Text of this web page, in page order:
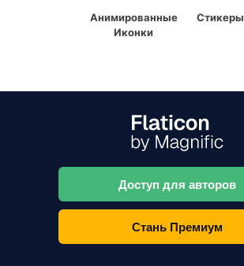
Анимированные
Иконки
Стикеры
Доступ для авторов
Стань Премиум